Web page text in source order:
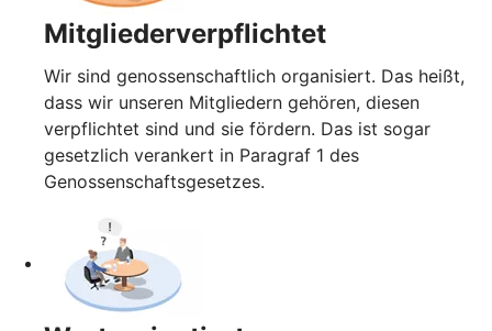
Mitgliederverpflichtet
Wir sind genossenschaftlich organisiert. Das heißt,
dass wir unseren Mitgliedern gehören, diesen
verpflichtet sind und sie fördern. Das ist sogar
gesetzlich verankert in Paragraf 1 des
Genossenschaftsgesetzes.